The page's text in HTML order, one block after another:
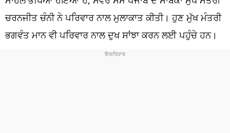
ਧਰਮ
ਚਰਨਜੀਤ ਚੰਨੀ ਨੇ ਪਰਿਵਾਰ ਨਾਲ ਮੁਲਾਕਾਤ ਕੀਤੀ। ਹੁਣ ਮੁੱਖ ਮੰਤਰੀ
ਭਗਵੰਤ ਮਾਨ ਵੀ ਪਰਿਵਾਰ ਨਾਲ ਦੁਖ ਸਾਂਝਾ ਕਰਨ ਲਈ ਪਹੁੰਚੇ ਹਨ।